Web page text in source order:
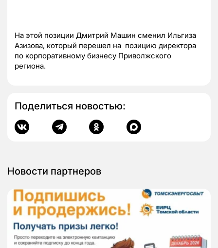
На этой позиции Дмитрий Машин сменил Ильгиза
Азизова, который перешел на позицию директора
по корпоративному бизнесу Приволжского
региона.
Поделиться новостью:
Новости партнеров